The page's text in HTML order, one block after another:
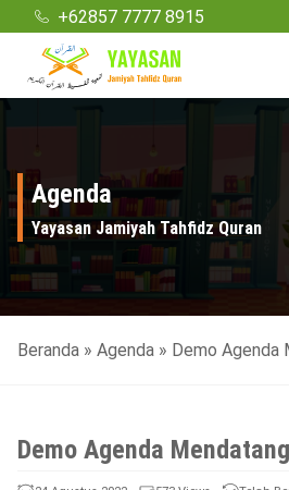
+62857 7777 8915
Agenda
Yayasan Jamiyah Tahfidz Quran
Beranda » Agenda » Demo Agenda
Demo Agenda